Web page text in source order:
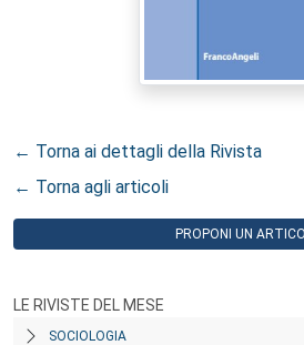
← Torna ai dettagli della Rivista
← Torna agli articoli
PROPONI UN
LE RIVISTE DEL MESE
SOCIOLOGIA